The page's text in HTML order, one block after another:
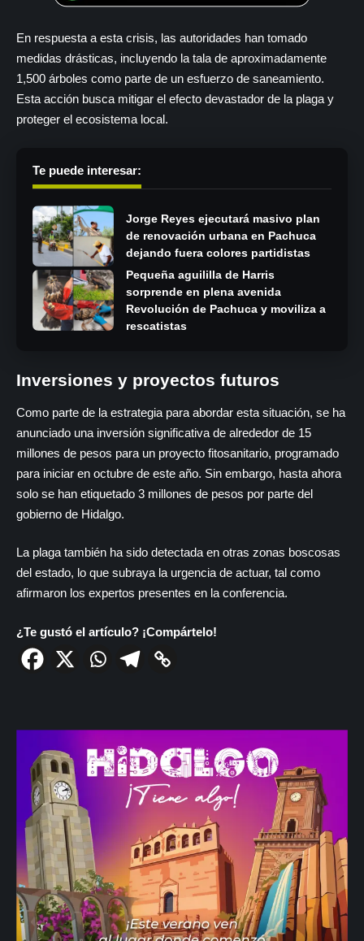
En respuesta a esta crisis, las autoridades han tomado
medidas drásticas, incluyendo la tala de aproximadamente
1,500 árboles como parte de un esfuerzo de saneamiento.
Esta acción busca mitigar el efecto devastador de la plaga y
proteger el ecosistema local.
Te puede interesar:
Jorge Reyes ejecutará masivo plan
de renovación urbana en Pachuca
dejando fuera colores partidistas
Pequeña aguililla de Harris
sorprende en plena avenida
Revolución de Pachuca y moviliza a
rescatistas
Inversiones y proyectos futuros
Como parte de la estrategia para abordar esta situación, se ha
anunciado una inversión significativa de alrededor de 15
millones de pesos para un proyecto fitosanitario, programado
para iniciar en octubre de este año. Sin embargo, hasta ahora
solo se han etiquetado 3 millones de pesos por parte del
gobierno de Hidalgo.
La plaga también ha sido detectada en otras zonas boscosas
del estado, lo que subraya la urgencia de actuar, tal como
afirmaron los expertos presentes en la conferencia.
¿Te gustó el artículo? ¡Compártelo!